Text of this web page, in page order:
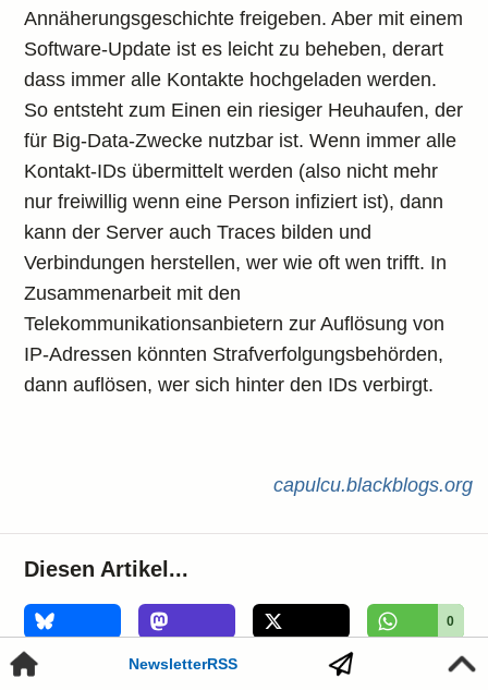
NewsletterRSS
Annäherungsgeschichte freigeben. Aber mit einem
Software-Update ist es leicht zu beheben, derart
dass immer alle Kontakte hochgeladen werden.
So entsteht zum Einen ein riesiger Heuhaufen, der
für Big-Data-Zwecke nutzbar ist. Wenn immer alle
Kontakt-IDs übermittelt werden (also nicht mehr
nur freiwillig wenn eine Person infiziert ist), dann
kann der Server auch Traces bilden und
Verbindungen herstellen, wer wie oft wen trifft. In
Zusammenarbeit mit den
Telekommunikationsanbietern zur Auflösung von
IP-Adressen könnten Strafverfolgungsbehörden,
dann auflösen, wer sich hinter den IDs verbirgt.
capulcu.blackblogs.org
Diesen Artikel...
0
0